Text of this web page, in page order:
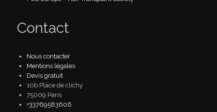
Contact
Nous contacter
Mentions légales
Devis gratuit
10b Place de clichy
75009 Paris
+33769583606